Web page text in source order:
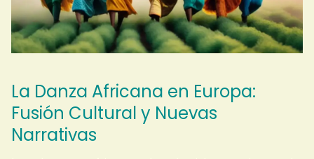
La Danza Africana en Europa:
Fusión Cultural y Nuevas
Narrativas